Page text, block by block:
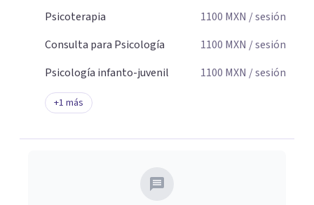
Psicoterapia
1100 MXN / sesión
Consulta para Psicología
1100 MXN / sesión
Psicología infanto-juvenil
1100 MXN / sesión
+1 más